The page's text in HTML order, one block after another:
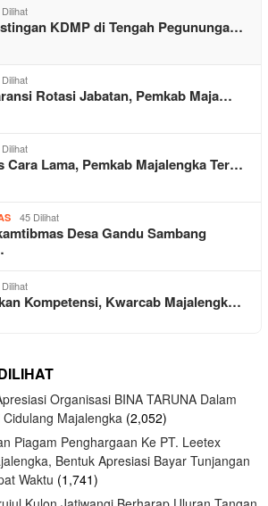
KDMP di Tengah Pegununga…
Rotasi Jabatan, Pemkab Maja…
Cara Lama, Pemkab Majalengka Ter…
45 Dilihat
Desa Gandu Sambang
Kompetensi, Kwarcab Majalengk…
Organisasi BINA TARUNA Dalam
Majalengka (2,052)
Piagam Penghargaan Ke PT. Leetex
Bentuk Apresiasi Bayar Tunjangan
Waktu (1,741)